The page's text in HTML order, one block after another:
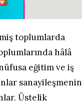
toplumlarda
hâlâ
eğitim ve iş
sanayileşmenin
Üstelik